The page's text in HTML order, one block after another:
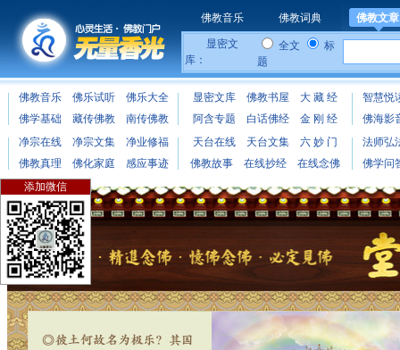
佛教音乐 佛教词典 佛教文章
显密文
库：
全文
标
题
佛教音乐 佛乐试听
佛乐大全
佛学基础
藏传佛教 南传佛教
显密文库 佛教书屋
大 藏 经
阿含专题
白话佛经 金 刚 经
智慧悦
佛海影
净宗在线
净宗文集
净业修福
佛教真理
佛化家庭 感应事迹
天台在线 天台文集
六 妙 门
佛教故事
在线抄经 在线念佛
法师弘
佛学问
添加微信